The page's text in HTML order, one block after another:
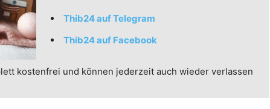
Thib24 auf Telegram
Thib24 auf Facebook
kostenfrei und können jederzeit auch wieder verlassen